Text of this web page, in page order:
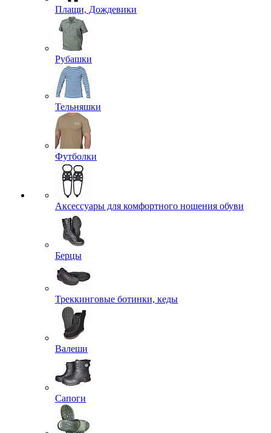
Плащи, Дождевики
Рубашки
Тельняшки
Футболки
Аксессуары для комфортного ношения обуви
Берцы
Треккинговые ботинки, кеды
Валеши
Сапоги